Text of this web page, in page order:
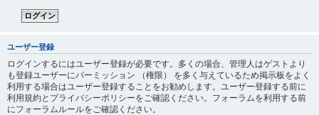
ユーザー登録
ログインするにはユーザー登録が必要です。多くの場合、管理人はゲストより
も登録ユーザーにパーミッション （権限） を多く与えているため掲示板をよく
利用する場合はユーザー登録することをお勧めします。ユーザー登録する前に
利用規約とプライバシーポリシーをご確認ください。フォーラムを利用する前
にフォーラムルールをご確認ください。